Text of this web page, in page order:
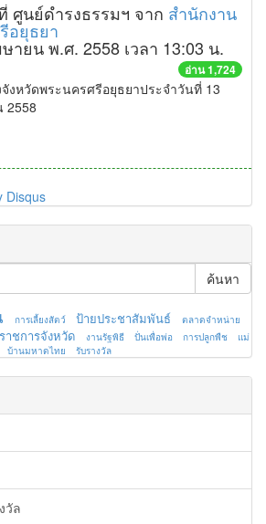
ศูนย์ดำรงธรรมฯ จาก สำนักงาน
อยุธยา
ายน พ.ศ. 2558 เวลา 13:03 น.
อ่าน 1,724
จังหวัดพระนครศรีอยุธยาประจำวันที่ 13
2558
Disqus
ค้นหา
การเลี้ยงสัตว์ ป้ายประชาสัมพันธ์
ตลาดจำหน่าย
าชการจังหวัด งานรัฐพิธี ปั่นเพื่อพ่อ การปลูกพืช
แม่
บ้านมหาดไทย
รับรางวัล
วัล